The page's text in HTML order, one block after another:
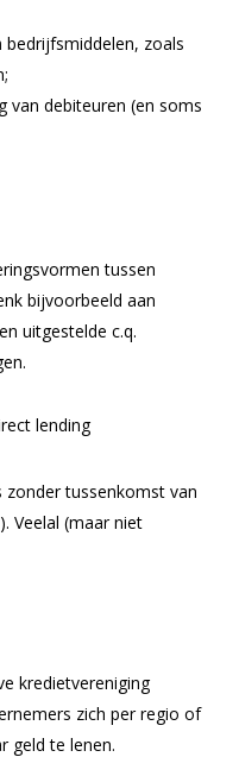
bedrijfsmiddelen, zoals
van debiteuren (en soms
tussen
bijvoorbeeld aan
uitgestelde c.q.
lending
zonder tussenkomst van
Veelal (maar niet
kredietvereniging
zich per regio of
geld te lenen.